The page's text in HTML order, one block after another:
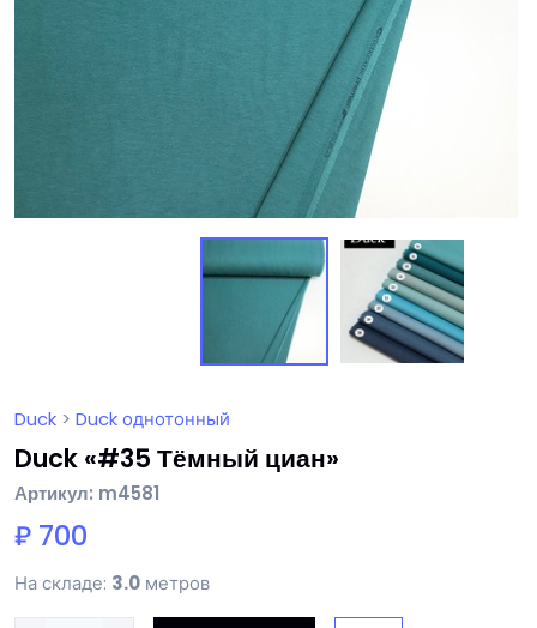
Duck > Duck однотонный
Duck «#35 Тёмный циан»
Артикул: m4581
₽ 700
На складе: 3.0 метров